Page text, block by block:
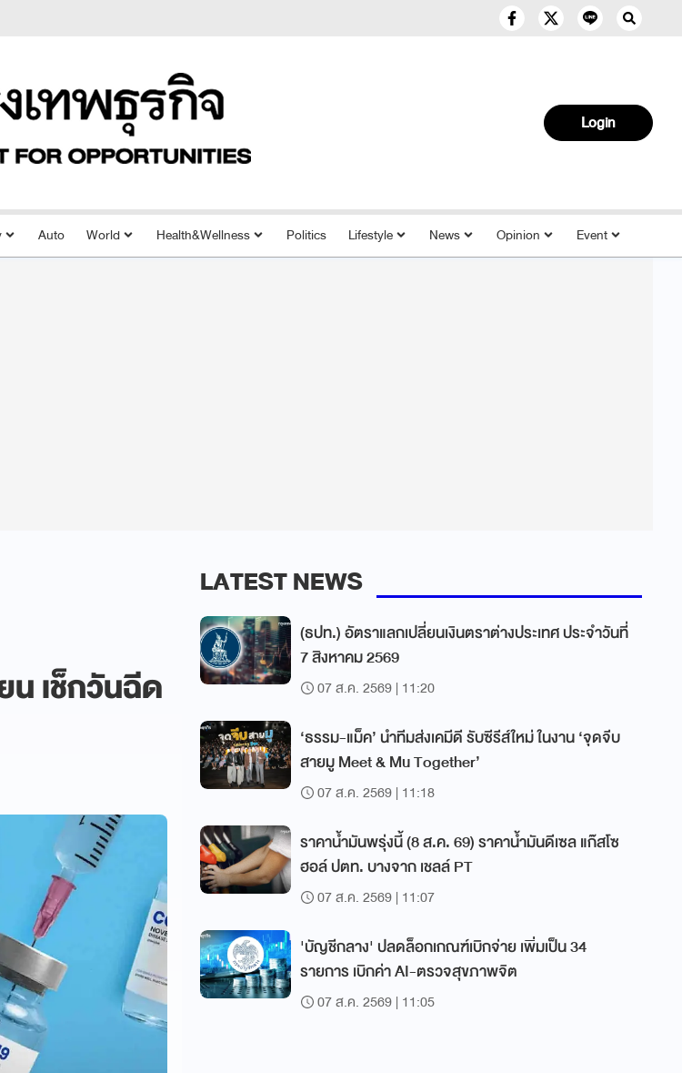
Login
Auto World Health&Wellness Politics Lifestyle News Opinion Event
น เช็กวันฉีด
LATEST NEWS
(ธปท.) อัตราแลกเปลี่ยนเงินตราต่างประเทศ ประจำวันที่
7 สิงหาคม 2569
07 ส.ค. 2569 | 11:20
‘ธรรม-แม็ค’ นำทีมส่งเคมีดี รับซีรีส์ใหม่ ในงาน ‘จุดจีบ
สายมู Meet & Mu Together’
07 ส.ค. 2569 | 11:18
ราคาน้ำมันพรุ่งนี้ (8 ส.ค. 69) ราคาน้ำมันดีเซล แก๊สโซ
ฮอล์ ปตท. บางจาก เชลล์ PT
07 ส.ค. 2569 | 11:07
'บัญชีกลาง' ปลดล็อกเกณฑ์เบิกจ่าย เพิ่มเป็น 34
รายการ เบิกค่า AI-ตรวจสุขภาพจิต
07 ส.ค. 2569 | 11:05